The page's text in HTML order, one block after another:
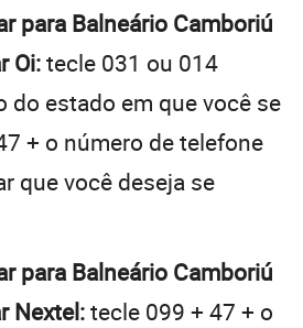
para Balneário Camboriú
Oi:tecle 031 ou 014
do estado em que você se
+ o número de telefone
que você deseja se
para Balneário Camboriú
Nextel:tecle 099 + 47 + o